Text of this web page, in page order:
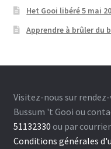
Het Gooi libéré 5 mai
Apprendre à brûler du
Visitez-nous sur rendez-
Bussum 't Gooi ou
51132330 ou par courrier
Conditions générales